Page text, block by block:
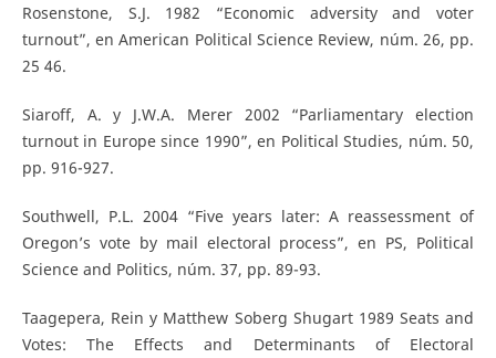
Rosenstone, S.J. 1982 “Economic adversity and voter
turnout”, en American Political Science Review, núm. 26, pp.
25 46.
Siaroff, A. y J.W.A. Merer 2002 “Parliamentary election
turnout in Europe since 1990”, en Political Studies, núm. 50,
pp. 916-927.
Southwell, P.L. 2004 “Five years later: A reassessment of
Oregon’s vote by mail electoral process”, en PS, Political
Science and Politics, núm. 37, pp. 89-93.
Taagepera, Rein y Matthew Soberg Shugart 1989 Seats and
Votes: The Effects and Determinants of Electoral